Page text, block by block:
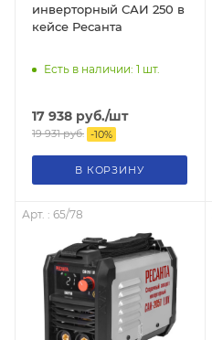
инверторный САИ 250 в
кейсе Ресанта
Есть в наличии: 1 шт.
17 938 руб./шт
19 931руб. -10%
В КОРЗИНУ
Арт. : 65/78